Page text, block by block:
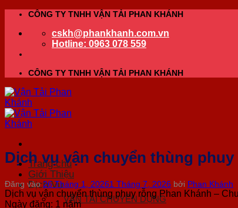
CÔNG TY TNHH VẬN TẢI PHAN KHÁNH
cskh@phankhanh.com.vn
Hotline: 0963 078 559
CÔNG TY TNHH VẬN TẢI PHAN KHÁNH
Trang chủ
Giới Thiệu
Dịch Vụ
VẬN TẢI CHUYÊN DỤNG
Dịch vụ vận chuyển thùng
Đăng vào26 Tháng 1, 20261 Tháng 7, 2026 bởi Phan Khánh
Dịch vụ vận chuyển thùng phuy rỗng Phan Khánh –
Ngày đăng: 1 năm